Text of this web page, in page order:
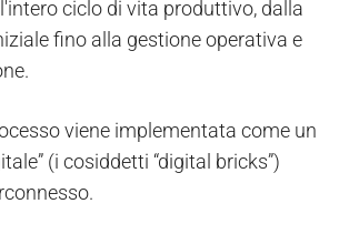
ciclo di vita produttivo, dalla
fino alla gestione operativa e
viene implementata come un
(i cosiddetti “digital bricks”)